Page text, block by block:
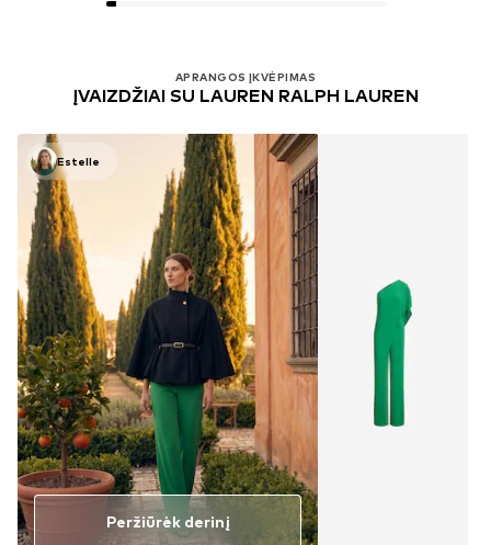
APRANGOS ĮKVĖPIMAS
ĮVAIZDŽIAI SU LAUREN RALPH LAUREN
Estelle
Peržiūrėk derinį